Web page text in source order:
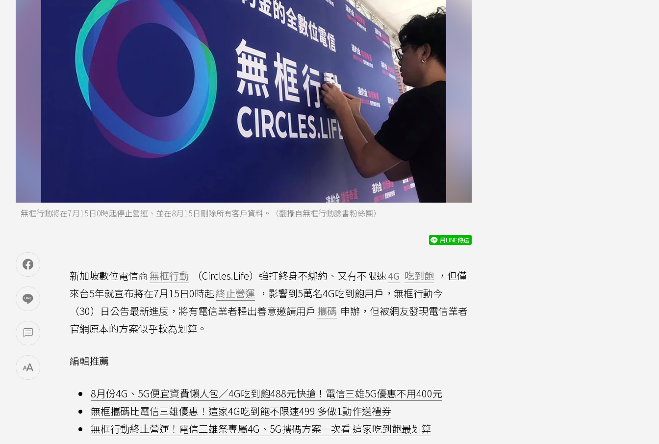
無框行動將在7月15日0時起停止營運、並在8月15日刪除所有客戶資料。（翻攝自無框行動臉書粉絲團）
用LINE傳送
新加坡數位電信商無框行動 （Circles.Life）強打終身不綁約、又有不限速4G 吃到飽 ，但僅
來台5年就宣布將在7月15日0時起終止營運 ，影響到5萬名4G吃到飽用戶，無框行動今
（30）日公告最新進度，將有電信業者釋出善意邀請用戶 攜碼 申辦，但被網友發現電信業者
官網原本的方案似乎較為划算。
編輯推薦
8月份4G、5G便宜資費懶人包／4G吃到飽488元快搶！電信三雄5G優惠不用400元
無框攜碼比電信三雄優惠！這家4G吃到飽不限速499 多做1動作送禮券
無框行動終止營運！電信三雄祭專屬4G、5G攜碼方案一次看 這家吃到飽最划算